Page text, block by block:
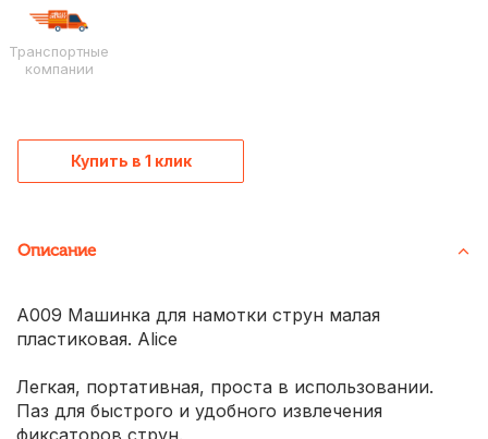
Транспортные
компании
Купить в 1 клик
Описание
A009 Машинка для намотки струн малая
пластиковая. Alice
Легкая, портативная, проста в использовании.
Паз для быстрого и удобного извлечения
фиксаторов струн.